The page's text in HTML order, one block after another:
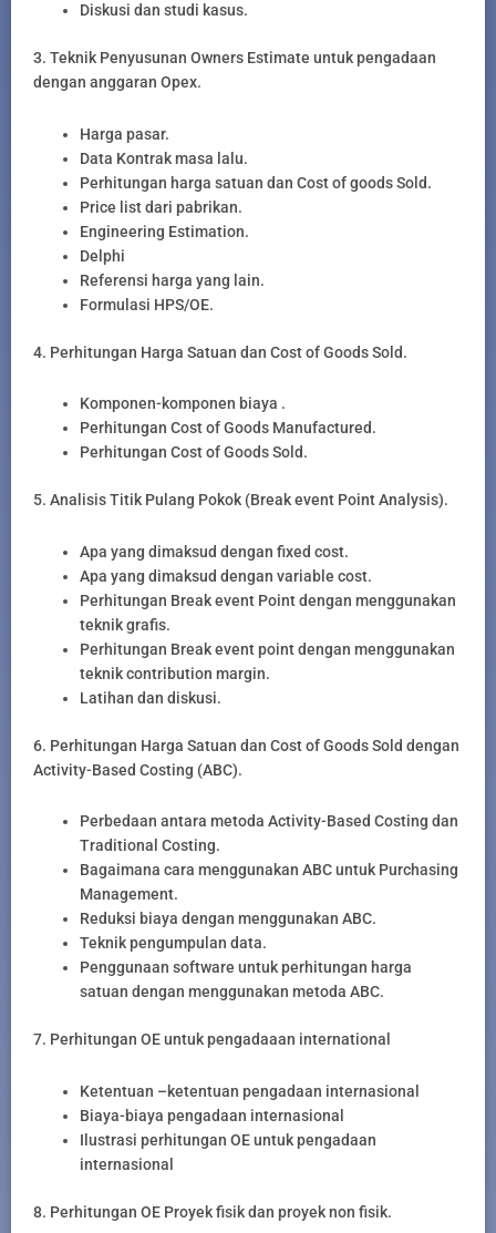
Diskusi dan studi kasus.
3. Teknik Penyusunan Owners Estimate untuk pengadaan
dengan anggaran Opex.
Harga pasar.
Data Kontrak masa lalu.
Perhitungan harga satuan dan Cost of goods Sold.
Price list dari pabrikan.
Engineering Estimation.
Delphi
Referensi harga yang lain.
Formulasi HPS/OE.
4. Perhitungan Harga Satuan dan Cost of Goods Sold.
Komponen-komponen biaya .
Perhitungan Cost of Goods Manufactured.
Perhitungan Cost of Goods Sold.
5. Analisis Titik Pulang Pokok (Break event Point Analysis).
Apa yang dimaksud dengan fixed cost.
Apa yang dimaksud dengan variable cost.
Perhitungan Break event Point dengan menggunakan
teknik grafis.
Perhitungan Break event point dengan menggunakan
teknik contribution margin.
Latihan dan diskusi.
6. Perhitungan Harga Satuan dan Cost of Goods Sold dengan
Activity-Based Costing (ABC).
Perbedaan antara metoda Activity-Based Costing dan
Traditional Costing.
Bagaimana cara menggunakan ABC untuk Purchasing
Management.
Reduksi biaya dengan menggunakan ABC.
Teknik pengumpulan data.
Penggunaan software untuk perhitungan harga
satuan dengan menggunakan metoda ABC.
7. Perhitungan OE untuk pengadaaan international
Ketentuan –ketentuan pengadaan internasional
Biaya-biaya pengadaan internasional
Ilustrasi perhitungan OE untuk pengadaan
internasional
8. Perhitungan OE Proyek fisik dan proyek non fisik.